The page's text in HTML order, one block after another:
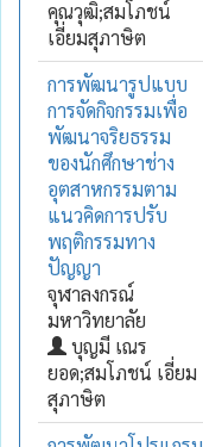
คุณวุฒิ;สมโภชน์
เอี่ยมสุภาษิต
การพัฒนารูปแบบ
การจัดกิจกรรมเพื่อ
พัฒนาจริยธรรม
ของนักศึกษาช่าง
อุตสาหกรรมตาม
แนวคิดการปรับ
พฤติกรรมทาง
ปัญญา
จุฬาลงกรณ์
มหาวิทยาลัย
บุญมี เณร
ยอด;สมโภชน์ เอี่ยม
สุภาษิต